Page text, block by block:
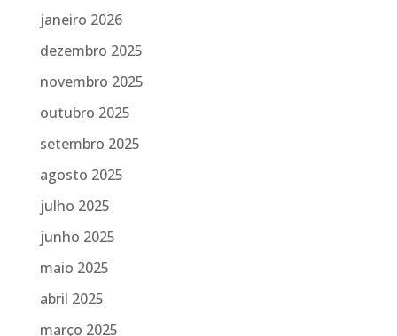
janeiro 2026
dezembro 2025
novembro 2025
outubro 2025
setembro 2025
agosto 2025
julho 2025
junho 2025
maio 2025
abril 2025
março 2025